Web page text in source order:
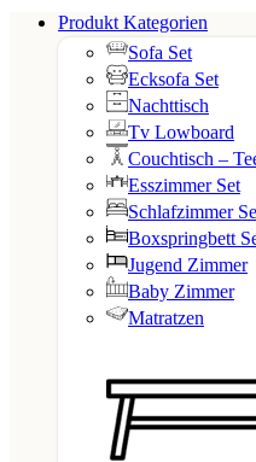
Produkt Kategorien
Sofa Set
Ecksofa Set
Nachttisch
Tv Lowboard
Couchtisch –
Esszimmer Set
Schlafzimmer
Boxspringbett
Jugend Zimmer
Baby Zimmer
Matratzen